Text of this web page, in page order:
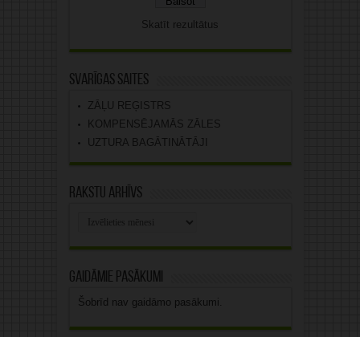
Skatīt rezultātus
Svarīgas saites
ZĀĻU REĢISTRS
KOMPENSĒJAMĀS ZĀLES
UZTURA BAGĀTINĀTĀJI
Rakstu arhīvs
Gaidāmie pasākumi
Šobrīd nav gaidāmo pasākumi.